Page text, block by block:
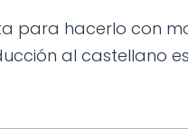
para hacerlo con
al castellano es